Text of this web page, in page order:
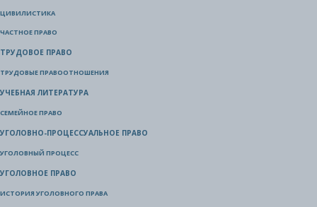
ЦИВИЛИСТИКА
ЧАСТНОЕ ПРАВО
ТРУДОВОЕ ПРАВО
ТРУДОВЫЕ ПРАВООТНОШЕНИЯ
УЧЕБНАЯ ЛИТЕРАТУРА
СЕМЕЙНОЕ ПРАВО
УГОЛОВНО-ПРОЦЕССУАЛЬНОЕ ПРАВО
УГОЛОВНЫЙ ПРОЦЕСС
УГОЛОВНОЕ ПРАВО
ИСТОРИЯ УГОЛОВНОГО ПРАВА